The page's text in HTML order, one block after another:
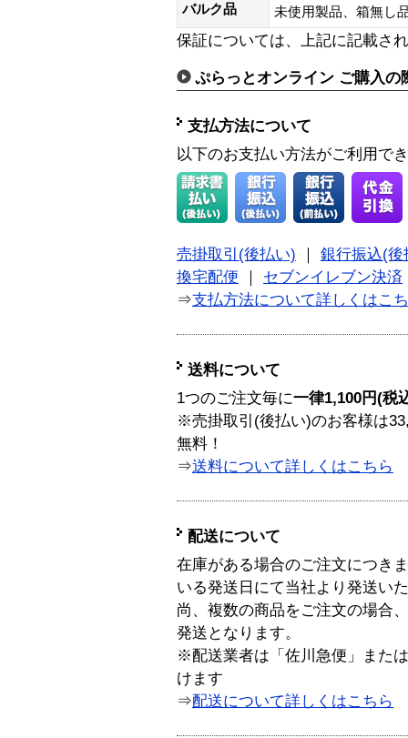
バルク品
未使用製品、箱無
保証については、上記に記載さ
ぷらっとオンライン ご購入の
支払方法について
以下のお支払い方法がご利用で
売掛取引(後払い)
銀行振込(後
換宅配便
セブンイレブン決済
⇒支払方法について詳しくはこ
送料について
1つのご注文毎に一律1,100円(税
※売掛取引(後払い)のお客様は
無料！
⇒送料について詳しくはこちら
配送について
在庫がある場合のご注文につき
いる発送日にて当社より発送い
尚、複数の商品をご注文の場合
発送となります。
※配送業者は「佐川急便」また
けます
⇒配送について詳しくはこちら